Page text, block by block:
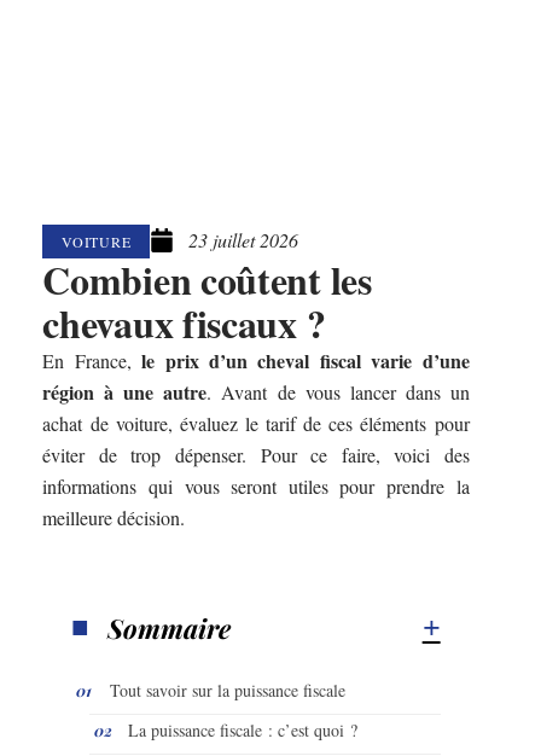
VOITURE 23 juillet 2026
Combien coûtent les
chevaux fiscaux ?
En France,le prix d’un cheval fiscal varie d’une
région à une autre. Avant de vous lancer dans un
achat de voiture, évaluez le tarif de ces éléments pour
éviter de trop dépenser. Pour ce faire, voici des
informations qui vous seront utiles pour prendre la
meilleure décision.
Sommaire
Tout savoir sur la puissance fiscale
La puissance fiscale : c’est quoi ?